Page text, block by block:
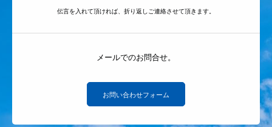
伝言を入れて頂ければ、折り返しご連絡させて頂きます。
メールでのお問合せ。
お問い合わせフォーム